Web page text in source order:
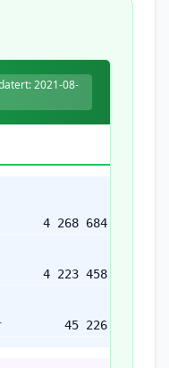
2021-08-
4 268 684
4 223 458
45 226